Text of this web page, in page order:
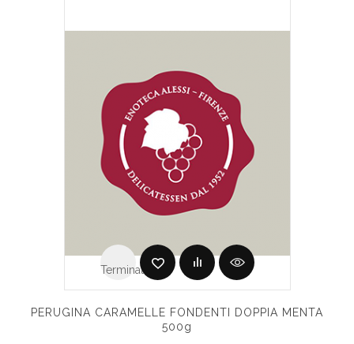
Terminato
PERUGINA CARAMELLE FONDENTI DOPPIA MENTA
500g